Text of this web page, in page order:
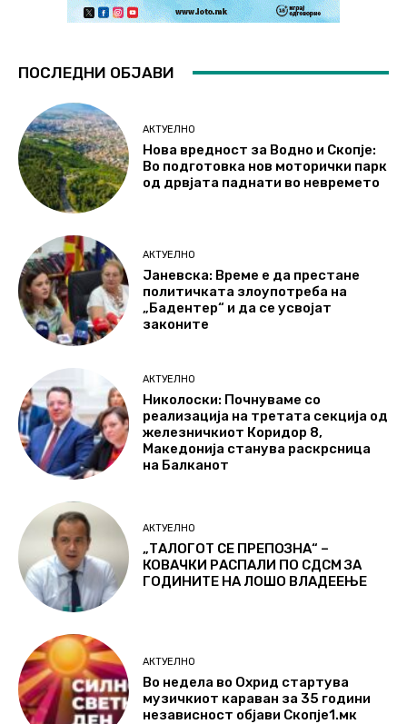
ПОСЛЕДНИ ОБЈАВИ
АКТУЕЛНО
Нова вредност за Водно и Скопје:
Во подготовка нов моторички парк
од дрвјата паднати во невремето
АКТУЕЛНО
Јаневска: Време е да престане
политичката злоупотреба на
„Бадентер“ и да се усвојат
законите
АКТУЕЛНО
Николоски: Почнуваме со
реализација на третата секција од
железничкиот Коридор 8,
Македонија станува раскрсница
на Балканот
АКТУЕЛНО
„ТАЛОГОТ СЕ ПРЕПОЗНА“ –
КОВАЧКИ РАСПАЛИ ПО СДСМ ЗА
ГОДИНИТЕ НА ЛОШО ВЛАДЕЕЊЕ
АКТУЕЛНО
Во недела во Охрид стартува
музичкиот караван за 35 години
независност објави Скопје1.мк